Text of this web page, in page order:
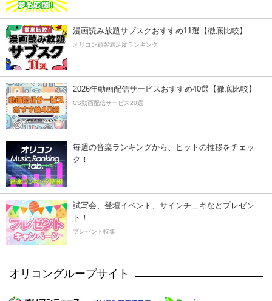
漫画読み放題サブスクおすすめ11選【徹底比較】
オリコン顧客満足度ランキング
2026年動画配信サービスおすすめ40選【徹底比較】
CS動画配信サービス20選
毎週の音楽ランキングから、ヒットの推移をチェッ
ク！
試写会、登壇イベント、サインチェキなどプレゼン
ト！
プレゼント特集
オリコングループサイト